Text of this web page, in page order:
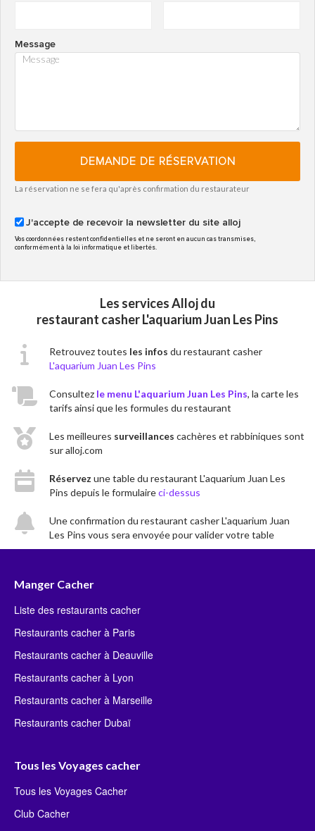
Message
DEMANDE DE RÉSERVATION
La réservation ne se fera qu'après confirmation du restaurateur
J'accepte de recevoir la newsletter du site alloj
Vos coordonnées restent confidentielles et ne seront en aucun cas transmises,
conformément à la loi informatique et libertés.
Les services Alloj du
restaurant casher L'aquarium Juan Les Pins
Retrouvez toutes les infos du restaurant casher
L'aquarium Juan Les Pins
Consultez le menu L'aquarium Juan Les Pins, la carte les
tarifs ainsi que les formules du restaurant
Les meilleures surveillances cachères et rabbiniques sont
sur alloj.com
Réservez une table du restaurant L'aquarium Juan Les
Pins depuis le formulaireci-dessus
Une confirmation du restaurant casher L'aquarium Juan
Les Pins vous sera envoyée pour valider votre table
Manger Cacher
Liste des restaurants cacher
Restaurants cacher à Paris
Restaurants cacher à Deauville
Restaurants cacher à Lyon
Restaurants cacher à Marseille
Restaurants cacher Dubaï
Tous les Voyages cacher
Tous les Voyages Cacher
Club Cacher